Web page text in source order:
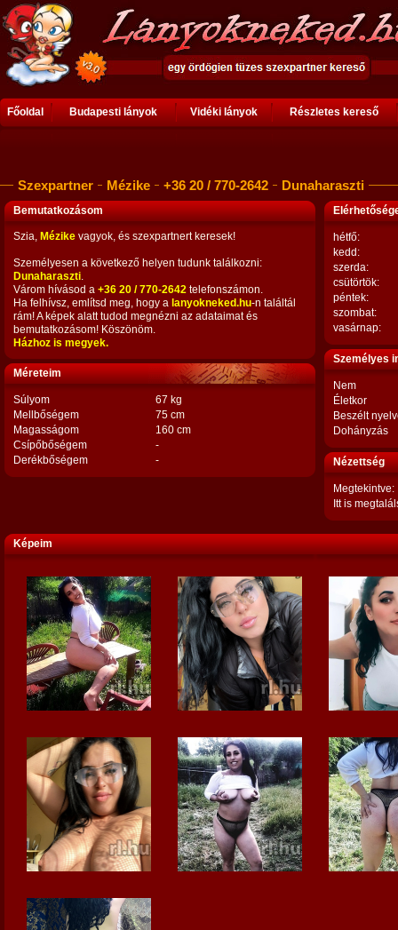
Főoldal Budapesti lányok Vidéki lányok Részletes kereső
Szexpartner Mézike +36 20 / 770-2642 Dunaharaszti
Bemutatkozásom
Szia, Mézike vagyok, és szexpartnert keresek!
Személyesen a következő helyen tudunk találkozni:
Dunaharaszti.
Várom hívásod a +36 20 / 770-2642 telefonszámon.
Ha felhívsz, említsd meg, hogy a lanyokneked.hu-n találtál
rám! A képek alatt tudod megnézni az adataimat és
bemutatkozásom! Köszönöm.
Házhoz is megyek.
Méreteim
Súlyom
67 kg
Mellbőségem
75 cm
Magasságom
160 cm
Csípőbőségem
-
Derékbőségem
-
hétfő:
kedd:
szerda:
csütörtök:
péntek:
szombat:
vasárnap:
Személyes
Nem
Életkor
Beszélt
Dohányzás
Nézettség
Megtekintve:
Itt is
Képeim